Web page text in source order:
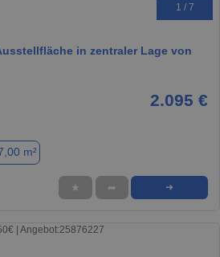
1 / 7
in zentraler Lage von
2.095 €
m²
★ ➦ ➜